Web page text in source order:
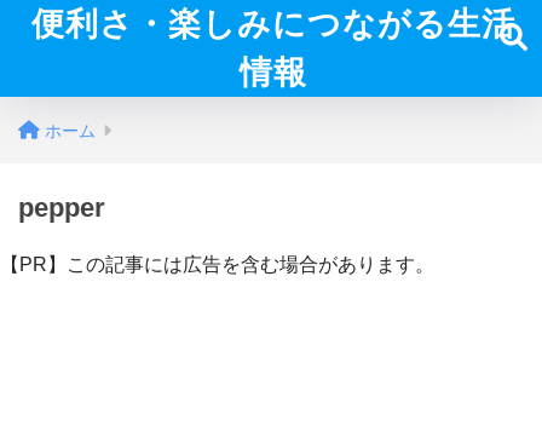
便利さ・楽しみにつながる生活
情報
ホーム
pepper
【PR】この記事には広告を含む場合があります。